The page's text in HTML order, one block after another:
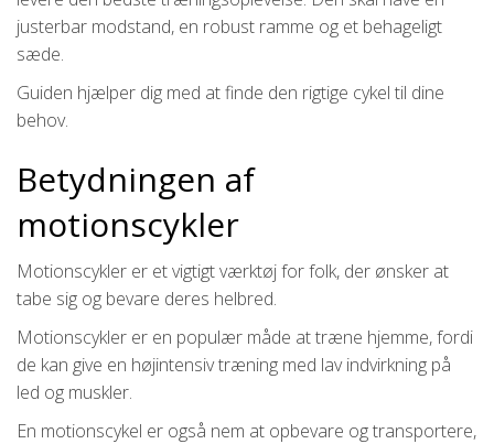
justerbar modstand, en robust ramme og et behageligt
sæde.
Guiden hjælper dig med at finde den rigtige cykel til dine
behov.
Betydningen af
motionscykler
Motionscykler er et vigtigt værktøj for folk, der ønsker at
tabe sig og bevare deres helbred.
Motionscykler er en populær måde at træne hjemme, fordi
de kan give en højintensiv træning med lav indvirkning på
led og muskler.
En motionscykel er også nem at opbevare og transportere,